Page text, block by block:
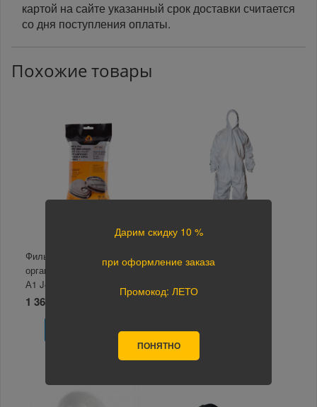
картой на сайте указанный срок доставки считается
со дня поступления оплаты.
Похожие товары
Фильтр для защиты от
органических газов и паров
А1 JetaPro 6510
1 364 руб.
одноразовый Remix L
Дарим скидку 10 %
при оформление заказа
Промокод: ЛЕТО
ПОНЯТНО